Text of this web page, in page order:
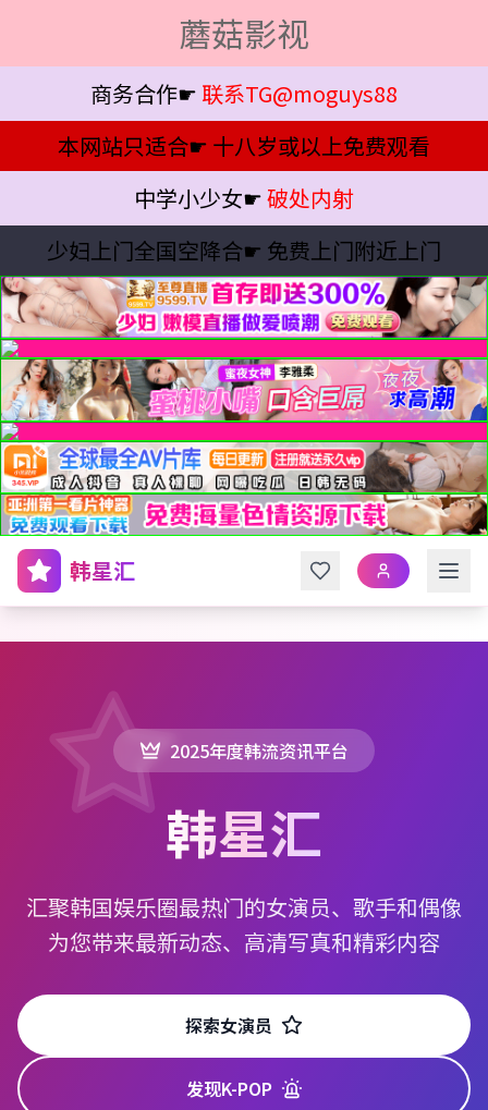
蘑菇影视
商务合作☛ 联系TG@moguys88
本网站只适合☛ 十八岁或以上免费观看
中学小少女☛破处内射
少妇上门全国空降合☛ 免费上门附近上门
韩星汇
2025年度韩流资讯平台
韩星汇
汇聚韩国娱乐圈最热门的女演员、歌手和偶像
为您带来最新动态、高清写真和精彩内容
探索女演员
发现K-POP